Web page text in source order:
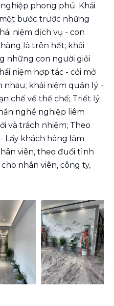
phong phú. Khái
bước trước những
niệm dịch vụ - con
là trên hết; khái
những con người giỏi
niệm hợp tác - cởi mở
khái niệm quản lý -
chế về thể chế; Triết lý
nghề nghiệp liêm
và trách nhiệm; Theo
Lấy khách hàng làm
viên, theo đuổi tình
nhân viên, công ty,